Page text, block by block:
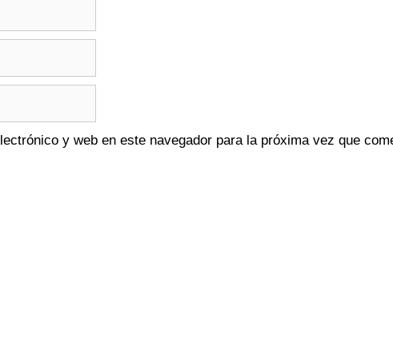
y web en este navegador para la próxima vez que